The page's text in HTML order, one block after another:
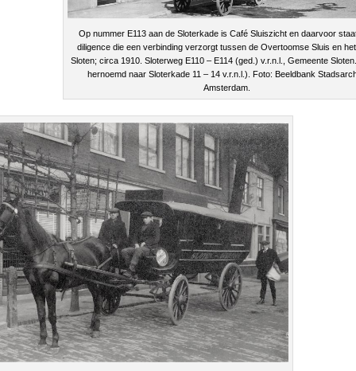
Op nummer E113 aan de Sloterkade is Café Sluiszicht en daarvoor
diligence die een verbinding verzorgt tussen de Overtoomse Sluis en
Sloten; circa 1910. Sloterweg E110 – E114 (ged.) v.r.n.l., Gemeente
hernoemd naar Sloterkade 11 – 14 v.r.n.l.). Foto: Beeldbank
Amsterdam.